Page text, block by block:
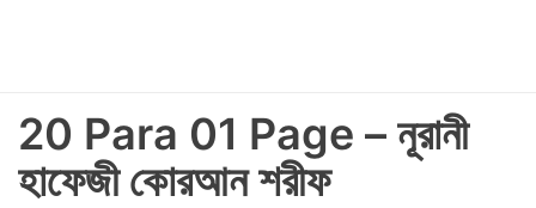
20 Para 01 Page – নূরানী
হাফেজী কোরআন শরীফ